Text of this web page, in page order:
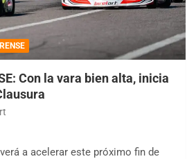
Con la vara bien alta, inicia
a acelerar este próximo fin de